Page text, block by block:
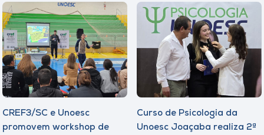
A-
CREF3/SC e Unoesc
promovem workshop de
Curso de Psicologia da
Unoesc Joaçaba realiza 2ª